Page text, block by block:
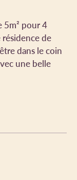
5m² pour 4
de
dans le coin
une belle